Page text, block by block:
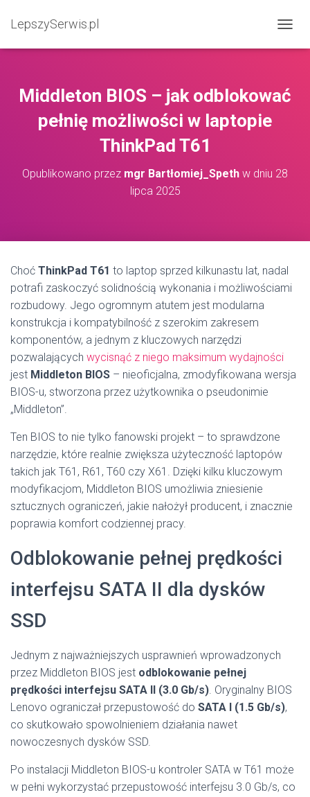
LepszySerwis.pl
Middleton BIOS – jak odblokować
pełnię możliwości w laptopie
ThinkPad T61
Opublikowano przez mgr Bartłomiej_Speth w dniu 28
lipca 2025
Choć ThinkPad T61 to laptop sprzed kilkunastu lat, nadal
potrafi zaskoczyć solidnością wykonania i możliwościami
rozbudowy. Jego ogromnym atutem jest modularna
konstrukcja i kompatybilność z szerokim zakresem
komponentów, a jednym z kluczowych narzędzi
pozwalających wycisnąć z niego maksimum wydajności
jest Middleton BIOS – nieoficjalna, zmodyfikowana wersja
BIOS-u, stworzona przez użytkownika o pseudonimie
„Middleton”.
Ten BIOS to nie tylko fanowski projekt – to sprawdzone
narzędzie, które realnie zwiększa użyteczność laptopów
takich jak T61, R61, T60 czy X61. Dzięki kilku kluczowym
modyfikacjom, Middleton BIOS umożliwia zniesienie
sztucznych ograniczeń, jakie nałożył producent, i znacznie
poprawia komfort codziennej pracy.
Odblokowanie pełnej prędkości
interfejsu SATA II dla dysków
SSD
Jednym z najważniejszych usprawnień wprowadzonych
przez Middleton BIOS jest odblokowanie pełnej
prędkości interfejsu SATA II (3.0 Gb/s). Oryginalny BIOS
Lenovo ograniczał przepustowość do SATA I (1.5 Gb/s),
co skutkowało spowolnieniem działania nawet
nowoczesnych dysków SSD.
Po instalacji Middleton BIOS-u kontroler SATA w T61 może
w pełni wykorzystać przepustowość interfejsu 3.0 Gb/s, co